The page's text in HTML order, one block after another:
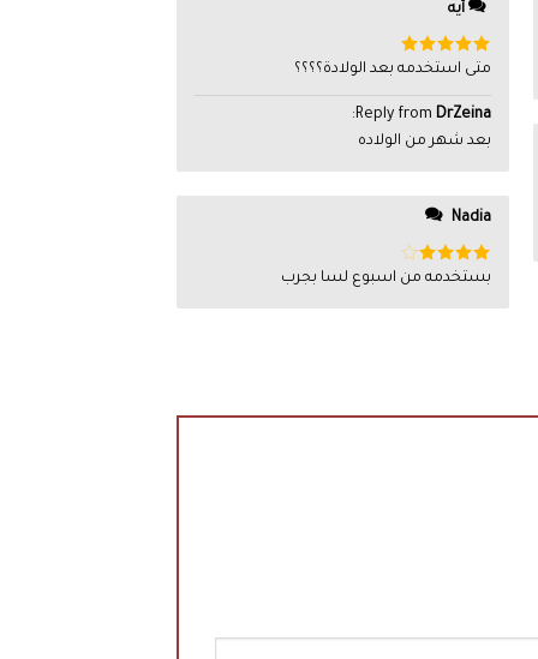
أيه
تم التقييم
متى استخدمه بعد الولادة؟؟؟؟
Reply from DrZeina
:
بعد شهر من الولاده
Nadia
تم
بستخدمه من اسبوع لسا بجرب